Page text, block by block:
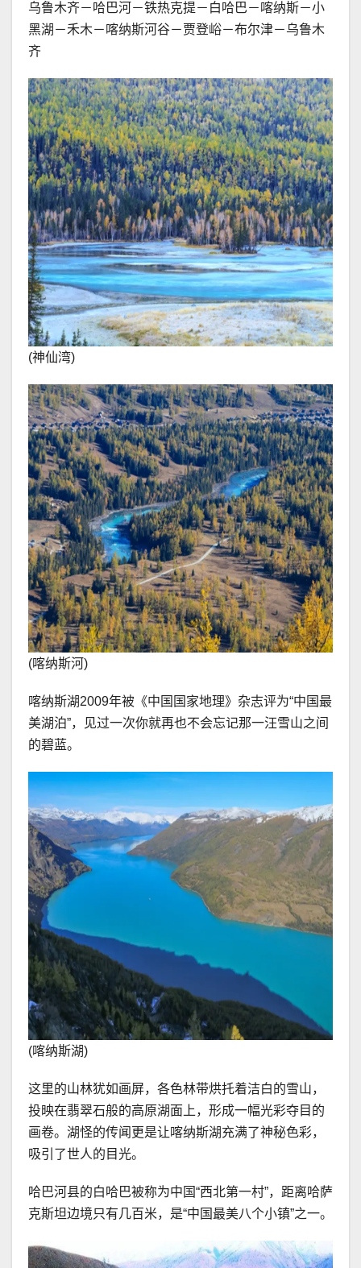
乌鲁木齐－哈巴河－铁热克提－白哈巴－喀纳斯－小
黑湖－禾木－喀纳斯河谷－贾登峪－布尔津－乌鲁木
齐
(神仙湾)
(喀纳斯河)
喀纳斯湖2009年被《中国国家地理》杂志评为“中国最
美湖泊”，见过一次你就再也不会忘记那一汪雪山之间
的碧蓝。
(喀纳斯湖)
这里的山林犹如画屏，各色林带烘托着洁白的雪山，
投映在翡翠石般的高原湖面上，形成一幅光彩夺目的
画卷。湖怪的传闻更是让喀纳斯湖充满了神秘色彩，
吸引了世人的目光。
哈巴河县的白哈巴被称为中国“西北第一村”，距离哈萨
克斯坦边境只有几百米，是“中国最美八个小镇”之一。